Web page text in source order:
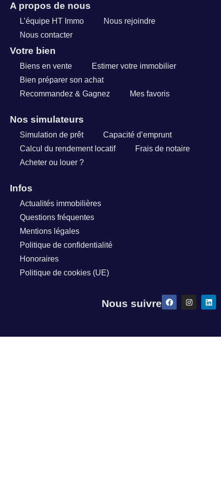
A propos de nous
L’équipe HT Immo
Nous rejoindre
Nous contacter
Votre bien
Biens en vente
Estimer votre immobilier
Bien préparer son achat
Recommandez & Gagnez
Mes favoris
Nos simulateurs
Simulation de prêt
Capacité d’emprunt
Calcul du rendement locatif
Frais de notaire
Acheter ou louer ?
Infos
Actualités immobilières
Questions fréquentes
Mentions légales
Politique de confidentialité
Honoraires
Politique de cookies (UE)
Nous suivre